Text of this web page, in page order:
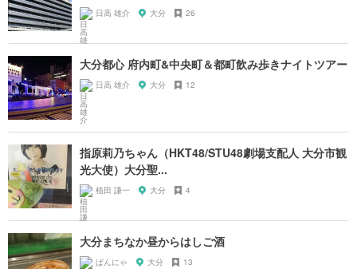
日高 雄介 大分 26
大分都心 府内町&中央町＆都町飲み歩きナイトツアー
日高 雄介 大分 12
指原莉乃ちゃん（HKT48/STU48劇場支配人 大分市観
光大使）大分聖...
植田 謙一 大分 4
大分まちなか昼からはしご酒
ぱんにゃ 大分 13